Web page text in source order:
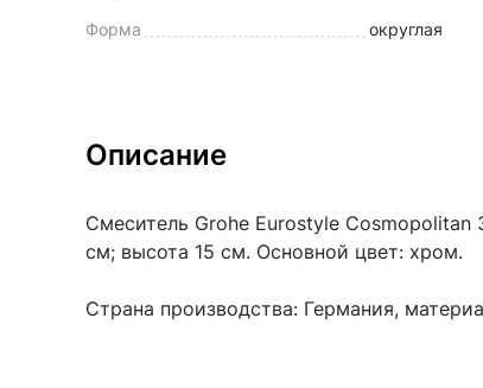
Форма округлая
Описание
Смеситель Grohe Eurostyle
см; высота 15 см. Основной цвет: хром.
Страна производства: Германия,